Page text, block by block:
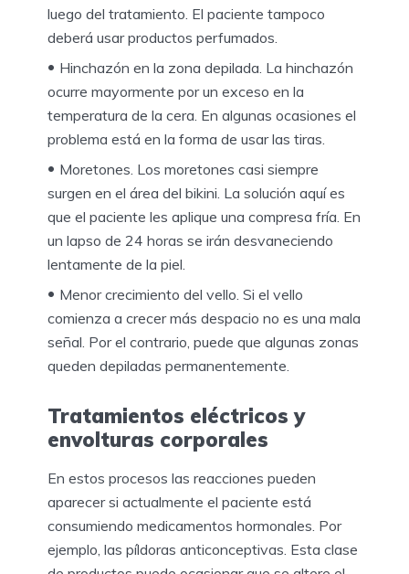
luego del tratamiento. El paciente tampoco
deberá usar productos perfumados.
Hinchazón en la zona depilada. La hinchazón
ocurre mayormente por un exceso en la
temperatura de la cera. En algunas ocasiones el
problema está en la forma de usar las tiras.
Moretones. Los moretones casi siempre
surgen en el área del bikini. La solución aquí es
que el paciente les aplique una compresa fría. En
un lapso de 24 horas se irán desvaneciendo
lentamente de la piel.
Menor crecimiento del vello. Si el vello
comienza a crecer más despacio no es una mala
señal. Por el contrario, puede que algunas zonas
queden depiladas permanentemente.
Tratamientos eléctricos y
envolturas corporales
En estos procesos las reacciones pueden
aparecer si actualmente el paciente está
consumiendo medicamentos hormonales. Por
ejemplo, las píldoras anticonceptivas. Esta clase